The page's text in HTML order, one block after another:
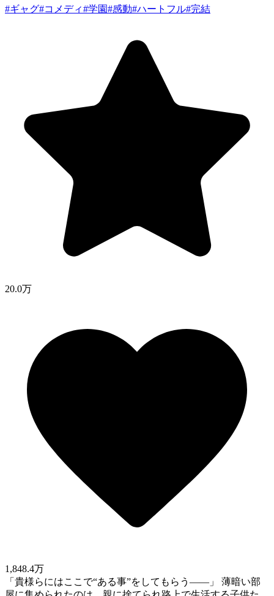
#ギャグ#コメディ#学園#感動#ハートフル#完結
20.0万
1,848.4万
「貴様らにはここで“ある事”をしてもらう――」 薄暗い部